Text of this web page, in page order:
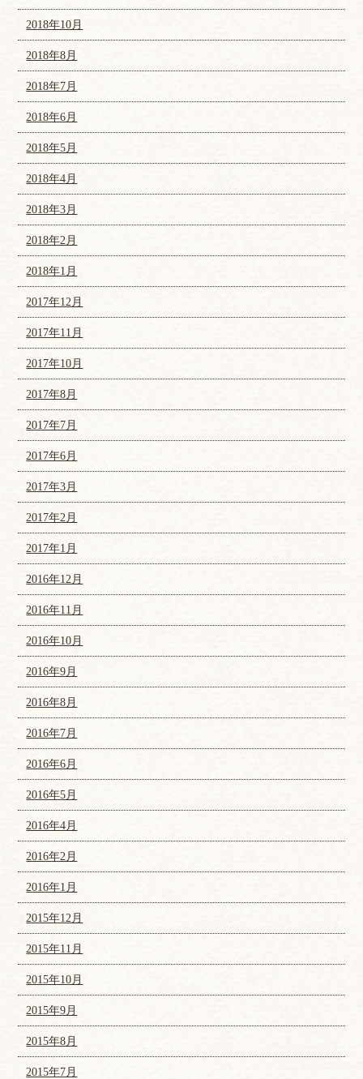
2018年10月
2018年8月
2018年7月
2018年6月
2018年5月
2018年4月
2018年3月
2018年2月
2018年1月
2017年12月
2017年11月
2017年10月
2017年8月
2017年7月
2017年6月
2017年3月
2017年2月
2017年1月
2016年12月
2016年11月
2016年10月
2016年9月
2016年8月
2016年7月
2016年6月
2016年5月
2016年4月
2016年2月
2016年1月
2015年12月
2015年11月
2015年10月
2015年9月
2015年8月
2015年7月